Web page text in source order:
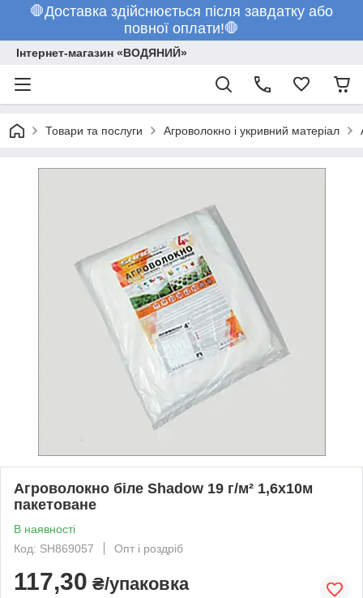
🛑Доставка здійснюється після завдатку або
повної оплати!🛑
Інтернет-магазин «ВОДЯНИЙ»
Товари та послуги Агроволокно і укривний матеріал
Агроволокно біле Shadow 19 г/м² 1,6х10м
пакетоване
В наявності
Код: SH869057
Опт і роздріб
117,30 ₴/упаковка